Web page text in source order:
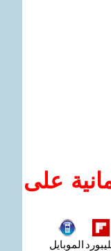
على
الموبايل